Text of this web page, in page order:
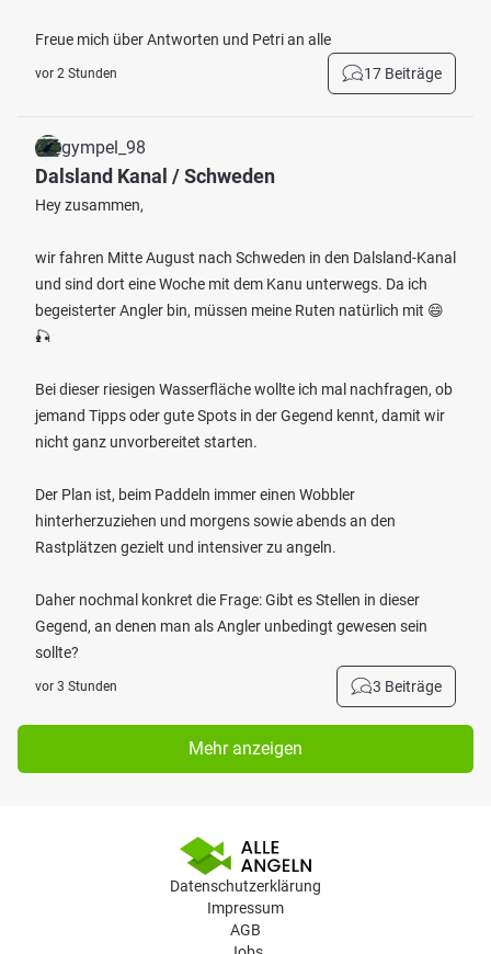
Freue mich über Antworten und Petri an alle
vor 2 Stunden 17 Beiträge
gympel_98
Dalsland Kanal / Schweden
Hey zusammen,
wir fahren Mitte August nach Schweden in den Dalsland-Kanal
und sind dort eine Woche mit dem Kanu unterwegs. Da ich
begeisterter Angler bin, müssen meine Ruten natürlich mit 😄
🎣
Bei dieser riesigen Wasserfläche wollte ich mal nachfragen, ob
jemand Tipps oder gute Spots in der Gegend kennt, damit wir
nicht ganz unvorbereitet starten.
Der Plan ist, beim Paddeln immer einen Wobbler
hinterherzuziehen und morgens sowie abends an den
Rastplätzen gezielt und intensiver zu angeln.
Daher nochmal konkret die Frage: Gibt es Stellen in dieser
Gegend, an denen man als Angler unbedingt gewesen sein
sollte?
vor 3 Stunden 3 Beiträge
Mehr anzeigen
Datenschutzerklärung
Impressum
AGB